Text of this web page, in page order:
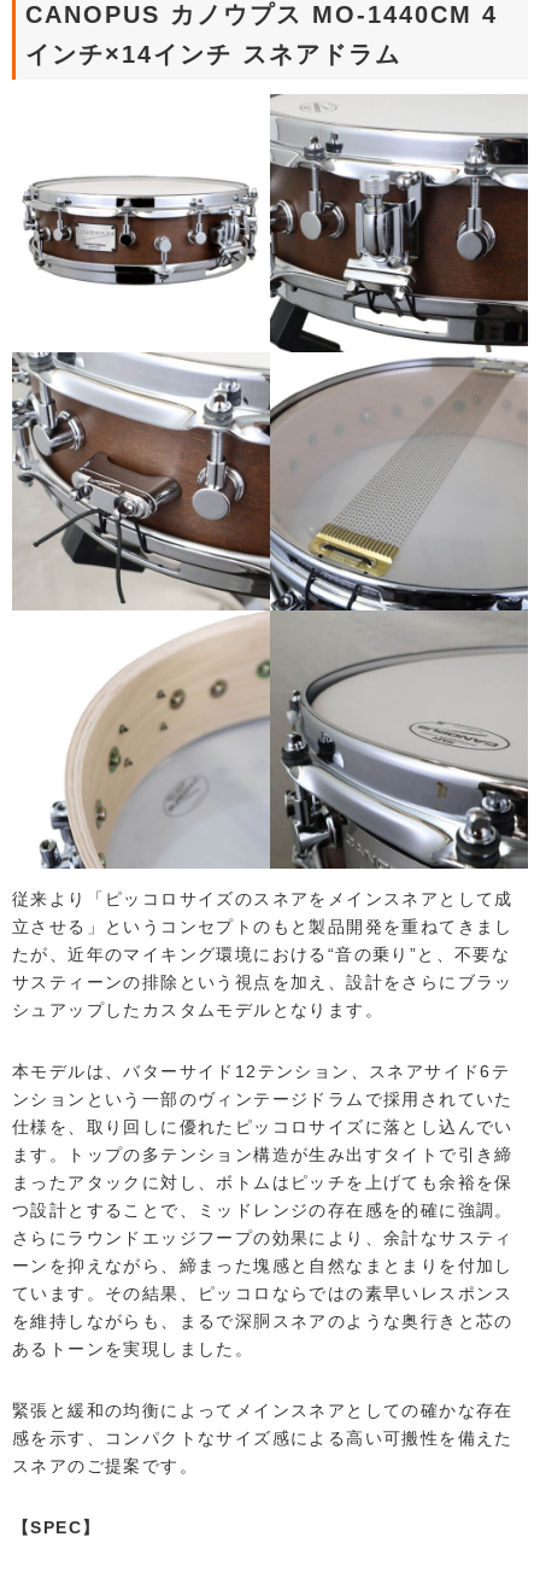
CANOPUS カノウプス MO-1440CM 4
インチ×14インチ スネアドラム
従来より「ピッコロサイズのスネアをメインスネアとして成
立させる」というコンセプトのもと製品開発を重ねてきまし
たが、近年のマイキング環境における“音の乗り”と、不要な
サスティーンの排除という視点を加え、設計をさらにブラッ
シュアップしたカスタムモデルとなります。
本モデルは、バターサイド12テンション、スネアサイド6テ
ンションという一部のヴィンテージドラムで採用されていた
仕様を、取り回しに優れたピッコロサイズに落とし込んでい
ます。トップの多テンション構造が生み出すタイトで引き締
まったアタックに対し、ボトムはピッチを上げても余裕を保
つ設計とすることで、ミッドレンジの存在感を的確に強調。
さらにラウンドエッジフープの効果により、余計なサスティ
ーンを抑えながら、締まった塊感と自然なまとまりを付加し
ています。その結果、ピッコロならではの素早いレスポンス
を維持しながらも、まるで深胴スネアのような奥行きと芯の
あるトーンを実現しました。
緊張と緩和の均衡によってメインスネアとしての確かな存在
感を示す、コンパクトなサイズ感による高い可搬性を備えた
スネアのご提案です。
【SPEC】